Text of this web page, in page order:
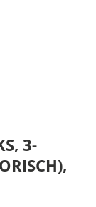
3-